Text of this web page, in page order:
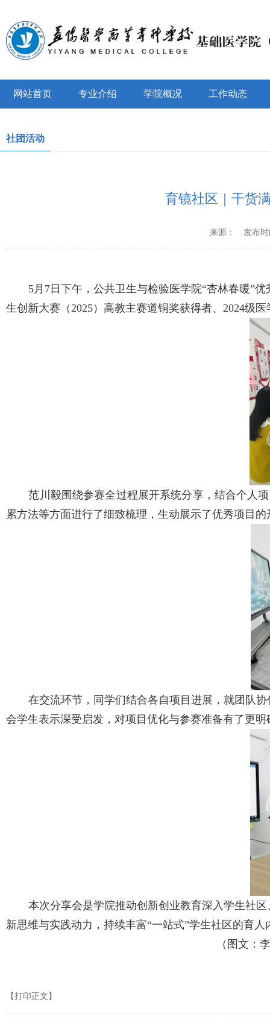
网站首页 专业介绍 学院概况 工作动态
社团活动
育镜社区｜干货
来源： 发布
5月7日下午，公共卫生与检验医学院“杏林春暖”
生创新大赛（2025）高教主赛道铜奖获得者、2024级
范川毅围绕参赛全过程展开系统分享，结合个人
累方法等方面进行了细致梳理，生动展示了优秀项目
在交流环节，同学们结合各自项目进展，就团队
会学生表示深受启发，对项目优化与参赛准备有了更明
本次分享会是学院推动创新创业教育深入学生社
新思维与实践动力，持续丰富“一站式”学生社区的育
（图文：
【打印正文】